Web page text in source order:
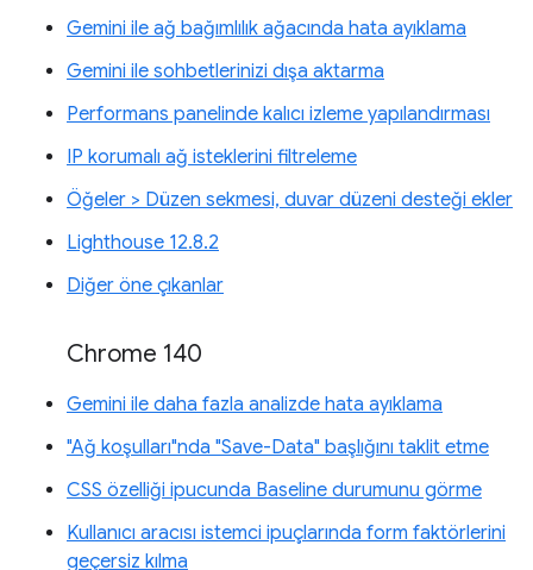
Gemini ile ağ bağımlılık ağacında hata ayıklama
Gemini ile sohbetlerinizi dışa aktarma
Performans panelinde kalıcı izleme yapılandırması
IP korumalı ağ isteklerini filtreleme
Öğeler > Düzen sekmesi, duvar düzeni desteği ekler
Lighthouse 12.8.2
Diğer öne çıkanlar
Chrome 140
Gemini ile daha fazla analizde hata ayıklama
"Ağ koşulları"nda "Save-Data" başlığını taklit etme
CSS özelliği ipucunda Baseline durumunu görme
Kullanıcı aracısı istemci ipuçlarında form faktörlerini
geçersiz kılma